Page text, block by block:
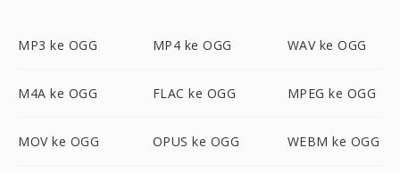
MP3 ke OGG MP4 ke OGG WAV ke OGG
M4A ke OGG FLAC ke OGG MPEG ke OGG
MOV ke OGG OPUS ke OGG WEBM ke OGG